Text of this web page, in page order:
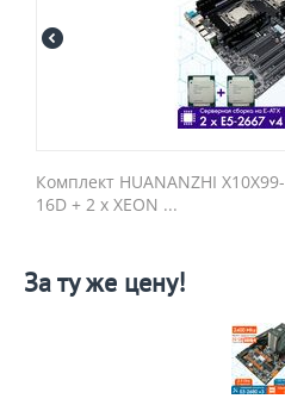
Комплект HUANANZHI X10X99-
16D + 2 х XEON ...
За ту же цену!